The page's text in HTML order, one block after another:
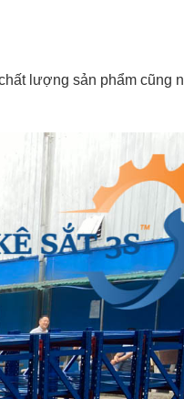
lượng sản phẩm cũng